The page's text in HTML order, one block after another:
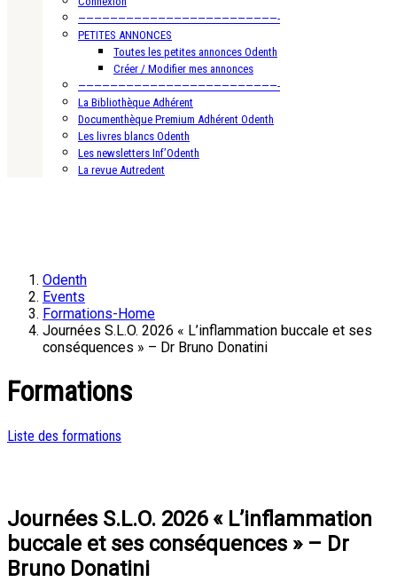
—————————————————————————-
PETITES ANNONCES
Toutes les petites annonces Odenth
Créer / Modifier mes annonces
—————————————————————————-
La Bibliothèque Adhérent
Documenthèque Premium Adhérent Odenth
Les livres blancs Odenth
Les newsletters Inf’Odenth
La revue Autredent
Odenth
Events
Formations-Home
Journées S.L.O. 2026 « L’inflammation buccale et ses
conséquences » – Dr Bruno Donatini
Formations
Liste des formations
Journées S.L.O. 2026 « L’inflammation
buccale et ses conséquences » – Dr
Bruno Donatini